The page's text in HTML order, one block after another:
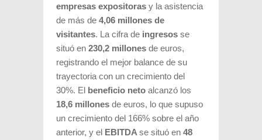
empresas expositoras y la asistencia
de más de 4,06 millones de
visitantes. La cifra de ingresos se
situó en 230,2 millones de euros,
registrando el mejor balance de su
trayectoria con un crecimiento del
30%. El beneficio neto alcanzó los
18,6 millones de euros, lo que supuso
un crecimiento del 166% sobre el año
anterior, y el EBITDA se situó en 48